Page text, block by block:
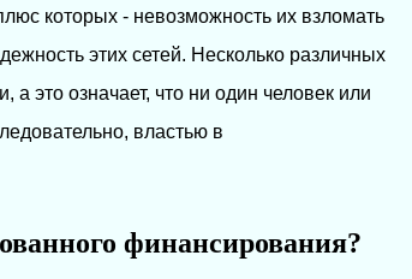
которых - невозможность их взломать
этих сетей. Несколько различных
а это означает, что ни один человек или
властью в
финансирования?